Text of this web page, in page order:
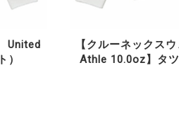
United
【クルーネックス
Athle 10.0oz】タ